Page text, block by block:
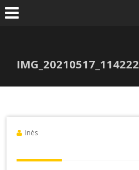
IMG_20210517_114222
Inès